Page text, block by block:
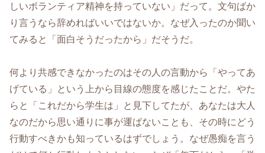
しいボランティア精神を持っていない」だって。文句ばか
り言うなら辞めればいいではないか。なぜ入ったのか聞い
てみると「面白そうだったから」だそうだ。
何より共感できなかったのはその人の言動から「やってあ
げている」という上から目線の態度を感じたことだ。やた
らと「これだから学生は」と見下してたが、あなたは大人
なのだから思い通りに事が運ばないことも、その時にどう
行動すべきかも知っているはずでしょう。なぜ愚痴を言う